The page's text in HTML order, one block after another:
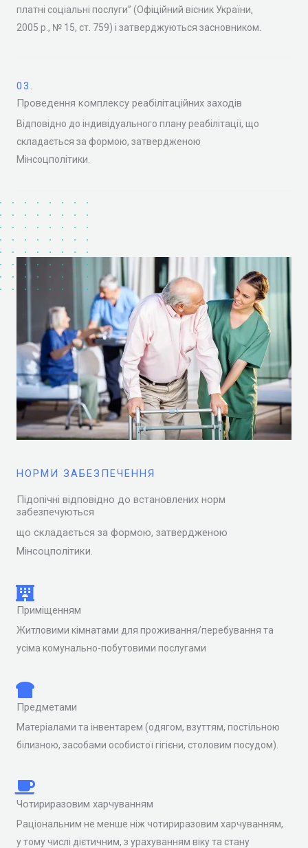
платні соціальні послуги” (Офіційний вісник України,
2005 р., № 15, ст. 759) і затверджуються засновником.
03.
Проведення комплексу реабілітаційних заходів
Відповідно до індивідуального плану реабілітації, що
складається за формою, затвердженою
Мінсоцполітики.
НОРМИ ЗАБЕЗПЕЧЕННЯ
Підопічні відповідно до встановлених норм
забезпечуються
що складається за формою, затвердженою
Мінсоцполітики.
Приміщенням
Житловими кімнатами для проживання/перебування та
усіма комунально-побутовими послугами
Предметами
Матеріалами та інвентарем (одягом, взуттям, постільною
білизною, засобами особистої гігієни, столовим посудом).
Чотириразовим харчуванням
Раціональним не менше ніж чотириразовим харчуванням,
у тому числі дієтичним, з урахуванням віку та стану